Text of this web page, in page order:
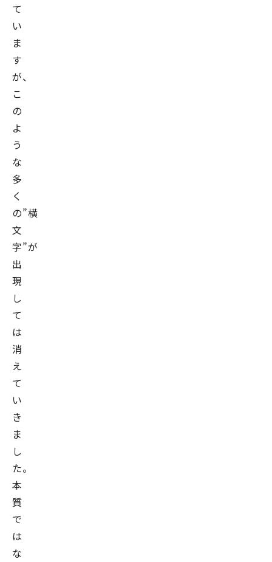
て
い
ま
す
が、
こ
の
よ
う
な
多
く
の”横
文
字”が
出
現
し
て
は
消
え
て
い
き
ま
し
た。
本
質
で
は
な